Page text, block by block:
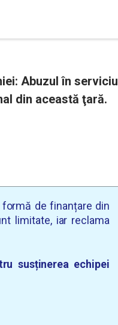
Abuzul în serviciu
din această ţară.
de finanțare din
limitate, iar reclama
susținerea echipei